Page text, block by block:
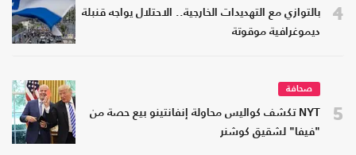
4
بالتوازي مع التهديدات الخارجية.. الاحتلال يواجه قنبلة
ديموغرافية موقوتة
5
صحافة
NYT تكشف كواليس محاولة إنفانتينو بيع حصة من
"فيفا" لشقيق كوشنر